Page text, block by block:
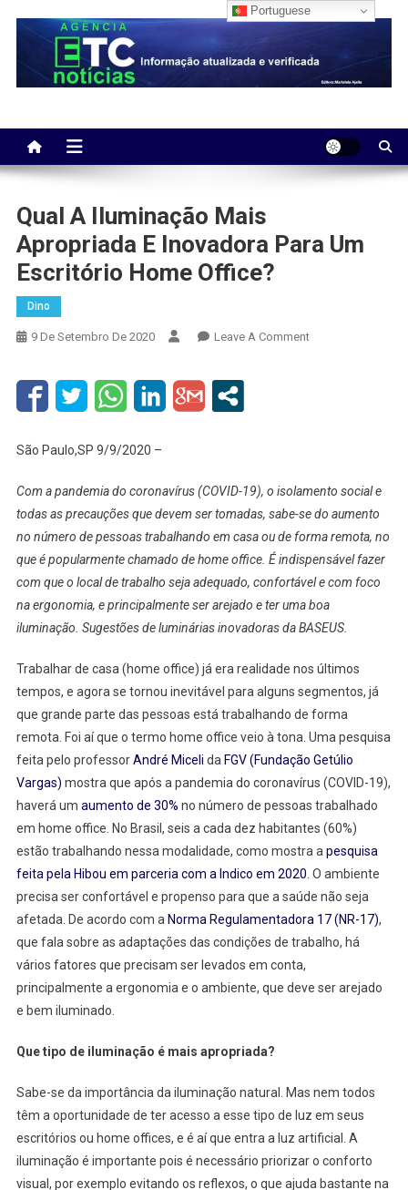
Qual A Iluminação Mais
Apropriada E Inovadora Para Um
Escritório Home Office?
Dino
9 De Setembro De 2020 Leave A CommentOn
Escritório
Home
Office?
São Paulo,SP 9/9/2020 –
Com a pandemia do coronavírus (COVID-19), o isolamento social e
todas as precauções que devem ser tomadas, sabe-se do aumento
no número de pessoas trabalhando em casa ou de forma remota, no
que é popularmente chamado de home office. É indispensável fazer
com que o local de trabalho seja adequado, confortável e com foco
na ergonomia, e principalmente ser arejado e ter uma boa
iluminação. Sugestões de luminárias inovadoras da BASEUS.
Trabalhar de casa (home office) já era realidade nos últimos
tempos, e agora se tornou inevitável para alguns segmentos, já
que grande parte das pessoas está trabalhando de forma
remota. Foi aí que o termo home office veio à tona. Uma pesquisa
feita pelo professorAndré Miceli da FGV (Fundação Getúlio
Vargas) mostra que após a pandemia do coronavírus (COVID-19),
haverá um aumento de 30% no número de pessoas trabalhado
em home office. No Brasil, seis a cada dez habitantes (60%)
estão trabalhando nessa modalidade, como mostra apesquisa
feita pela Hibou em parceria com a Indico em 2020. O ambiente
precisa ser confortável e propenso para que a saúde não seja
afetada. De acordo com a Norma Regulamentadora 17 (NR-17),
que fala sobre as adaptações das condições de trabalho, há
vários fatores que precisam ser levados em conta,
principalmente a ergonomia e o ambiente, que deve ser arejado
e bem iluminado.
Que tipo de iluminação é mais apropriada?
Sabe-se da importância da iluminação natural. Mas nem todos
têm a oportunidade de ter acesso a esse tipo de luz em seus
escritórios ou home offices, e é aí que entra a luz artificial. A
iluminação é importante pois é necessário priorizar o conforto
visual, por exemplo evitando os reflexos, o que ajuda bastante na
Portuguese